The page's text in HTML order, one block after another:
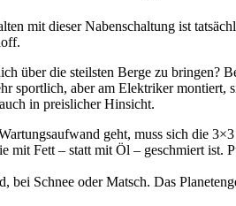
mit dieser Nabenschaltung ist
über die steilsten Berge zu bringen?
sportlich, aber am Elektriker
in preislicher Hinsicht.
geht, muss sich die
mit Fett – statt mit Öl – geschmiert
Schnee oder Matsch. Das